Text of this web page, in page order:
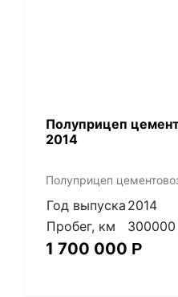
Полуприцеп
2014
Полуприцеп
Год выпуска 2014
Пробег, км
300000
1 700 000 Р